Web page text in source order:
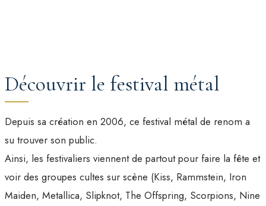
Découvrir le festival métal
Depuis sa création en 2006, ce festival métal de renom a
su trouver son public.
Ainsi, les festivaliers viennent de partout pour faire la fête et
voir des groupes cultes sur scène (Kiss, Rammstein, Iron
Maiden, Metallica, Slipknot, The Offspring, Scorpions, Nine